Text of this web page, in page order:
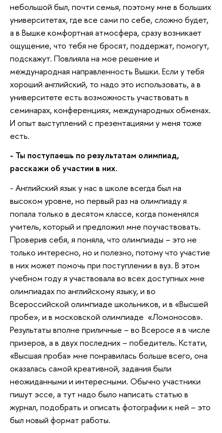
небольшой был, почти семья, поэтому мне в больших
университетах, где все сами по себе, сложно будет,
а в Вышке комфортная атмосфера, сразу возникает
ощущение, что тебя не бросят, поддержат, помогут,
подскажут. Повлияла на мое решение и
международная направленность Вышки. Если у тебя
хороший английский, то надо это использовать, а в
университете есть возможность участвовать в
семинарах, конференциях, международных обменах.
И опыт выступлений с презентациями у меня тоже
есть.
- Ты поступаешь по результатам олимпиад,
расскажи об участии в них.
- Английский язык у нас в школе всегда был на
высоком уровне, но первый раз на олимпиаду я
попала только в десятом классе, когда поменялся
учитель, который и предложил мне поучаствовать.
Проверив себя, я поняла, что олимпиады – это не
только интересно, но и полезно, потому что участие
в них может помочь при поступлении в вуз. В этом
учебном году я участвовала во всех доступных мне
олимпиадах по английскому языку, и во
Всероссийской олимпиаде школьников, и в «Высшей
пробе», и в московской олимпиаде «Ломоносов».
Результаты вполне приличные – во Всеросе я в числе
призеров, а в двух последних – победитель. Кстати,
«Высшая проба» мне понравилась больше всего, она
оказалась самой креативной, задания были
неожиданными и интересными. Обычно участники
пишут эссе, а тут надо было написать статью в
журнал, подобрать и описать фотографии к ней – это
был новый формат работы.